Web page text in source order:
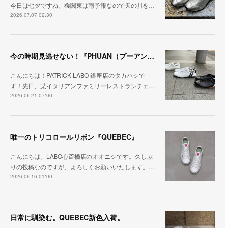
今日は七夕ですね。🎋関東は雨予報なので天の川を…
2026.07.07 02:30
今の時期見逃せない！『PHUAN（プーアン）』
こんにちは！PATRICK LABO 銀座店のタカハシで
す！先日、某イタリアンファミリーレストランチェ…
2026.06.21 07:00
唯一のトリコロールリボン『QUEBEC』
こんにちは。LABO心斎橋店のオオニシです。久しぶ
りの投稿なのですが、よろしくお願いいたします。…
2026.06.16 01:00
日常に馴染む。QUEBEC新色入荷。